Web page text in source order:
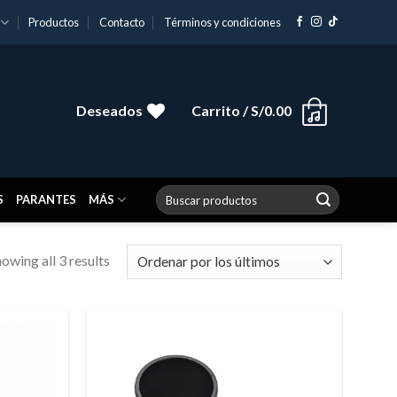
Productos Contacto Términos y condiciones
Deseados Carrito /S/0.00
PARANTES MÁS
Buscar
por:
all 3 results